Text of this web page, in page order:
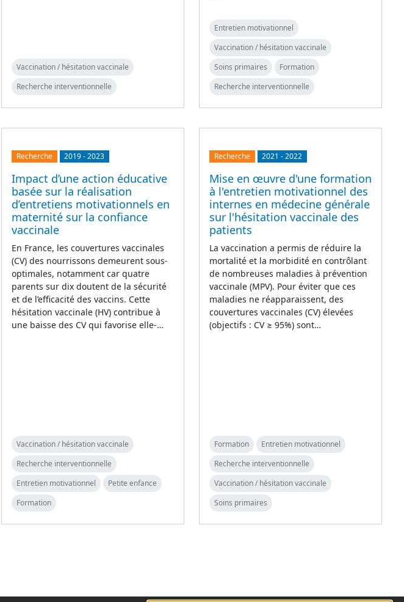
Vaccination / hésitation vaccinale
Recherche interventionnelle
Entretien motivationnel
Vaccination / hésitation vaccinale
Soins primaires
Formation
Recherche interventionnelle
Recherche 2019-2023
Impact d’une action éducative
basée sur la réalisation
d’entretiens motivationnels en
maternité sur la confiance
vaccinale
En France, les couvertures vaccinales
(CV) des nourrissons demeurent sous-
optimales, notamment car quatre
parents sur dix doutent de la sécurité
et de l’efficacité des vaccins. Cette
hésitation vaccinale (HV) contribue à
une baisse des CV qui favorise elle-…
Vaccination / hésitation vaccinale
Recherche interventionnelle
Entretien motivationnel
Petite enfance
Formation
Recherche 2021 -2022
Mise en œuvre d'une formation
à l'entretien motivationnel des
internes en médecine générale
sur l'hésitation vaccinale des
patients
La vaccination a permis de réduire la
mortalité et la morbidité en contrôlant
de nombreuses maladies à prévention
vaccinale (MPV). Pour éviter que ces
maladies ne réapparaissent, des
couvertures vaccinales (CV) élevées
(objectifs : CV ≥ 95%) sont…
Formation
Entretien motivationnel
Recherche interventionnelle
Vaccination / hésitation vaccinale
Soins primaires